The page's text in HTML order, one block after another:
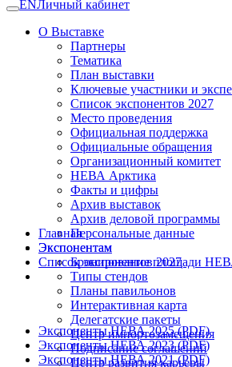
ENЛичный кабинет
О Выставке
Партнеры
Тематика
План выставки
Ключевые участники и
Список экспонентов 2027
Место проведения
Официальная поддержка
Официальные обращения
Организационный комитет
НЕВА Арктика
Факты и цифры
Архив выставок
Архив деловой программы
Персональные данные
Экспонентам
Бронирование площади
Типы стендов
Планы павильонов
Интерактивная карта
Делегатские пакеты
Центр импортозамещения
Подписание соглашений
Центр развития карьеры
Главная
Экспонентам
Список экспонентов 2027
Экспоненты НЕВА 2025 (PDF)
Экспоненты НЕВА 2023 (PDF)
Экспоненты НЕВА 2021 (PDF)